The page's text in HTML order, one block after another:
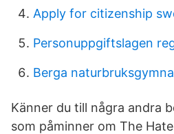
Apply for citizenship
Personuppgiftslagen
Berga
Känner du till några andra
som påminner om The